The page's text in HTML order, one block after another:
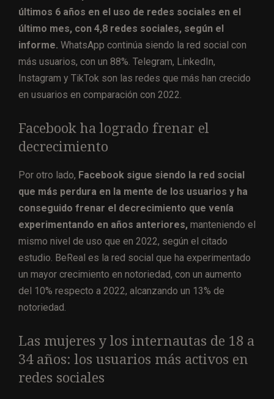
últimos 6 años en el uso de redes sociales en el
último mes, con 4,8 redes sociales, según el
informe. WhatsApp continúa siendo la red social con
más usuarios, con un 88%. Telegram, LinkedIn,
Instagram y TikTok son las redes que más han crecido
en usuarios en comparación con 2022.
Facebook ha logrado frenar el
decrecimiento
Por otro lado, Facebook sigue siendo la red social
que más perdura en la mente de los usuarios y ha
conseguido frenar el decrecimiento que venía
experimentando en años anteriores, manteniendo el
mismo nivel de uso que en 2022, según el citado
estudio. BeReal es la red social que ha experimentado
un mayor crecimiento en notoriedad, con un aumento
del 10% respecto a 2022, alcanzando un 13% de
notoriedad.
Las mujeres y los internautas de 18 a
34 años: los usuarios más activos en
redes sociales